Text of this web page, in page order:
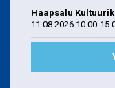
Haapsalu
11.08.2026 10.00-